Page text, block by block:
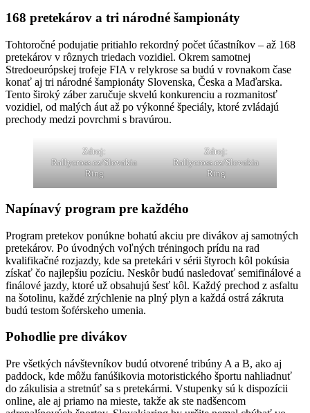
168 pretekárov a tri národné šampionáty
Tohtoročné podujatie pritiahlo rekordný počet účastníkov – až 168
pretekárov v rôznych triedach vozidiel. Okrem samotnej
Stredoeurópskej trofeje FIA v relykrose sa budú v rovnakom čase
konať aj tri národné šampionáty Slovenska, Česka a Maďarska.
Tento široký záber zaručuje skvelú konkurenciu a rozmanitosť
vozidiel, od malých áut až po výkonné špeciály, ktoré zvládajú
prechody medzi povrchmi s bravúrou.
Zdroj:
Rallycross.cz/Slovakia
Ring
Zdroj:
Rallycross.cz/Slovakia
Ring
Napínavý program pre každého
Program pretekov ponúkne bohatú akciu pre divákov aj samotných
pretekárov. Po úvodných voľných tréningoch prídu na rad
kvalifikačné rozjazdy, kde sa pretekári v sérii štyroch kôl pokúsia
získať čo najlepšiu pozíciu. Neskôr budú nasledovať semifinálové a
finálové jazdy, ktoré už obsahujú šesť kôl. Každý prechod z asfaltu
na šotolinu, každé zrýchlenie na plný plyn a každá ostrá zákruta
budú testom šoférskeho umenia.
Pohodlie pre divákov
Pre všetkých návštevníkov budú otvorené tribúny A a B, ako aj
paddock, kde môžu fanúšikovia motoristického športu nahliadnuť
do zákulisia a stretnúť sa s pretekármi. Vstupenky sú k dispozícii
online, ale aj priamo na mieste, takže ak ste nadšencom